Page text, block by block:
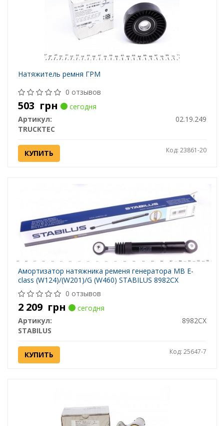
Натяжитель ремня ГРМ
0 отзывов
503 грн
сегодня
Артикул:
02.19.249
TRUCKTEC
КУПИТЬ Код: 23861-20
Амортизатор натяжника ременя генератора MB E-
class (W124)/(W201)/G (W460) STABILUS 8982CX
0 отзывов
2 209 грн
сегодня
Артикул:
8982CX
STABILUS
КУПИТЬ Код: 25647-7